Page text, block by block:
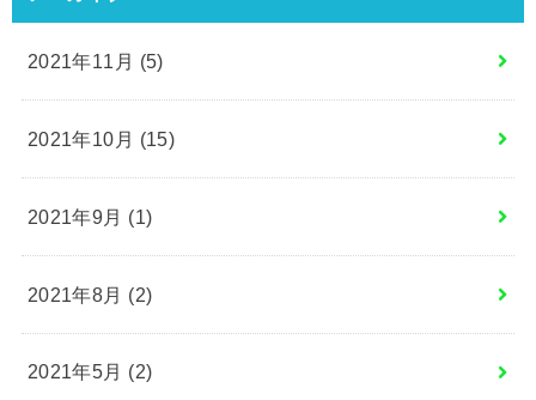
2021年11月 (5)
2021年10月 (15)
2021年9月 (1)
2021年8月 (2)
2021年5月 (2)